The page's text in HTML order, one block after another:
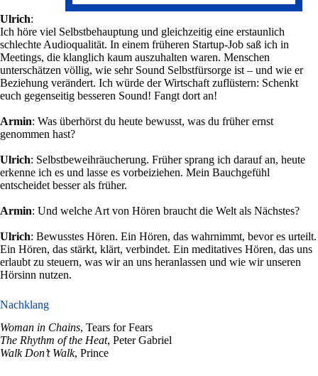
Ulrich:
Ich höre viel Selbstbehauptung und gleichzeitig eine erstaunlich
schlechte Audioqualität. In einem früheren Startup‑Job saß ich in
Meetings, die klanglich kaum auszuhalten waren. Menschen
unterschätzen völlig, wie sehr Sound Selbstfürsorge ist – und wie er
Beziehung verändert. Ich würde der Wirtschaft zuflüstern: Schenkt
euch gegenseitig besseren Sound! Fangt dort an!
Armin: Was überhörst du heute bewusst, was du früher ernst
genommen hast?
Ulrich: Selbstbeweihräucherung. Früher sprang ich darauf an, heute
erkenne ich es und lasse es vorbeiziehen. Mein Bauchgefühl
entscheidet besser als früher.
Armin: Und welche Art von Hören braucht die Welt als Nächstes?
Ulrich: Bewusstes Hören. Ein Hören, das wahrnimmt, bevor es urteilt.
Ein Hören, das stärkt, klärt, verbindet. Ein meditatives Hören, das uns
erlaubt zu steuern, was wir an uns heranlassen und wie wir unseren
Hörsinn nutzen.
Nachklang
Woman in Chains, Tears for Fears
The Rhythm of the Heat, Peter Gabriel
Walk Don’t Walk, Prince